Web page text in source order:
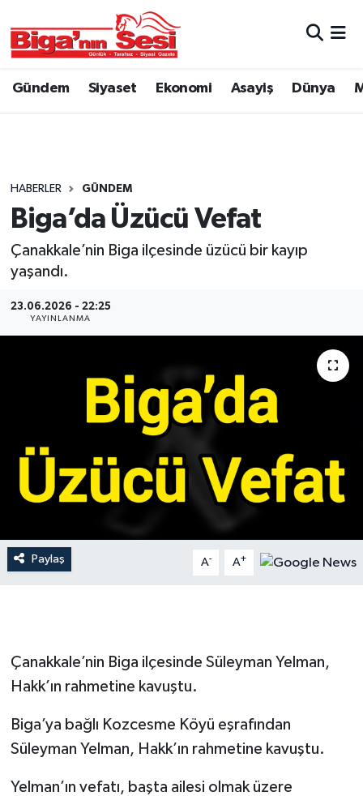
Gündem Siyaset Ekonomi Asayiş Dünya
HABERLER GÜNDEM
Biga’da Üzücü Vefat
Çanakkale’nin Biga ilçesinde üzücü bir kayıp
yaşandı.
23.06.2026 - 22:25
YAYINLANMA
Paylaş A- A+
Çanakkale’nin Biga ilçesinde Süleyman Yelman,
Hakk’ın rahmetine kavuştu.
Biga’ya bağlı Kozcesme Köyü eşrafından
Süleyman Yelman, Hakk’ın rahmetine kavuştu.
Yelman’ın vefatı, başta ailesi olmak üzere
Asayiş
Belediye
Dünya
Eğitim
Ekonomi
İlan
Magazin
Resmî ilanlar
Sağlık
Çanakkale Hava Durumu
Tüm Manşetler
Son Dakika Haberleri
Haber Arşivi